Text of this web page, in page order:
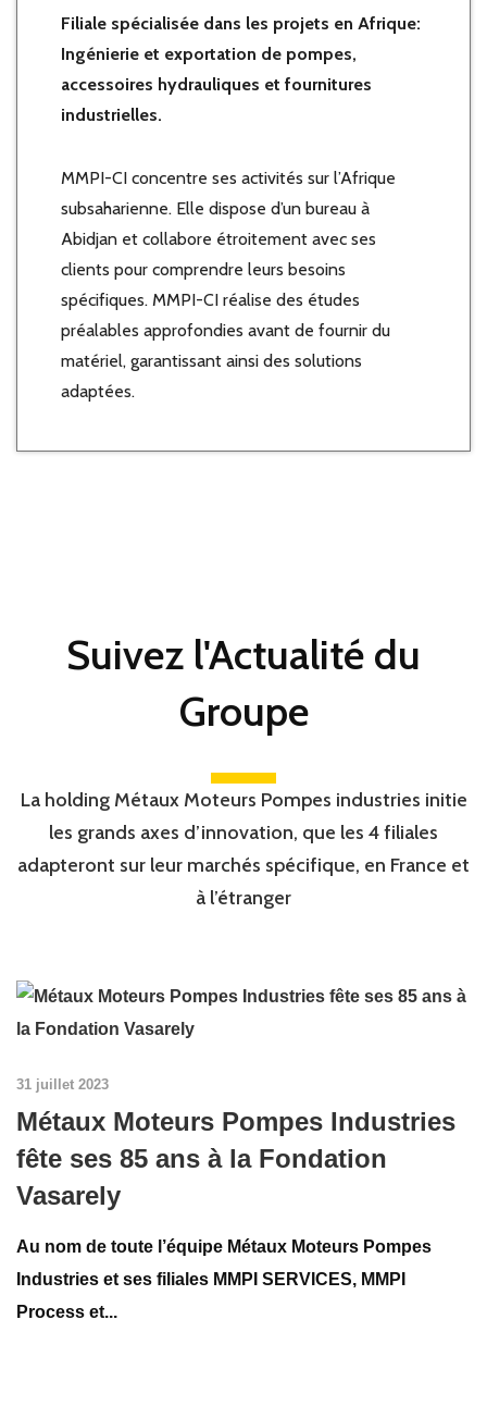
Filiale spécialisée dans les projets en Afrique:
Ingénierie et exportation de pompes,
accessoires hydrauliques et fournitures
industrielles.
MMPI-CI concentre ses activités sur l’Afrique
subsaharienne. Elle dispose d’un bureau à
Abidjan et collabore étroitement avec ses
clients pour comprendre leurs besoins
spécifiques. MMPI-CI réalise des études
préalables approfondies avant de fournir du
matériel, garantissant ainsi des solutions
adaptées.
Suivez l'Actualité du
Groupe
La holding Métaux Moteurs Pompes industries initie
les grands axes d’innovation, que les 4 filiales
adapteront sur leur marchés spécifique, en France et
à l’étranger
31 juillet 2023
Métaux Moteurs Pompes Industries
fête ses 85 ans à la Fondation
Vasarely
Au nom de toute l’équipe Métaux Moteurs Pompes
Industries et ses filiales MMPI SERVICES, MMPI
Process et...